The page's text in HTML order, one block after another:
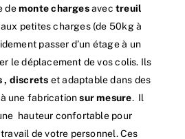
demonte chargesavec treuil
petites charges (de 50kg à
passer d’un étage à un
le déplacement de vos colis. Ils
, discrets et adaptable dans des
une fabricationsur mesure. Il
hauteur confortable pour
de votre personnel. Ces